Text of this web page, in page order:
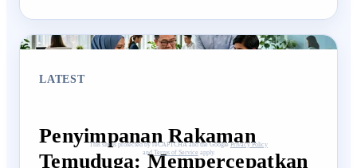
LATEST
Penyimpanan Rakaman
Temuduga: Mempercepatkan
This site is protected by reCAPTCHA and the Google Privacy Policy
and Terms of Service apply.